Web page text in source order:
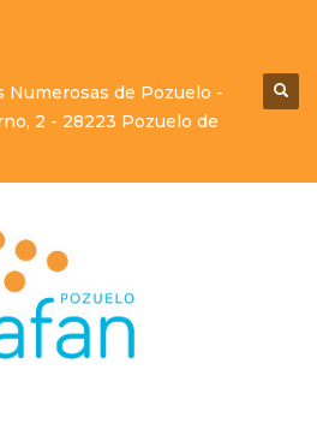
Numerosas de Pozuelo -
2 - 28223 Pozuelo de